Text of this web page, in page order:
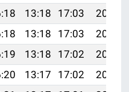
13:18 17:03
20:08
13:18 17:03
20:07
13:18 17:02
20:06
13:17 17:02
20:05